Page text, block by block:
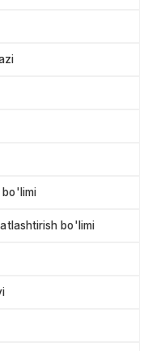
bo'limi
bo'limi